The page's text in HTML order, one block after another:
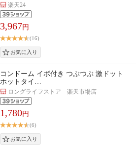
楽天24
3,967円
(16)
コンドーム イボ付き つぶつぶ 激ドット
ホットタイ…
ロングライフストア 楽天市場店
1,780円
(6)